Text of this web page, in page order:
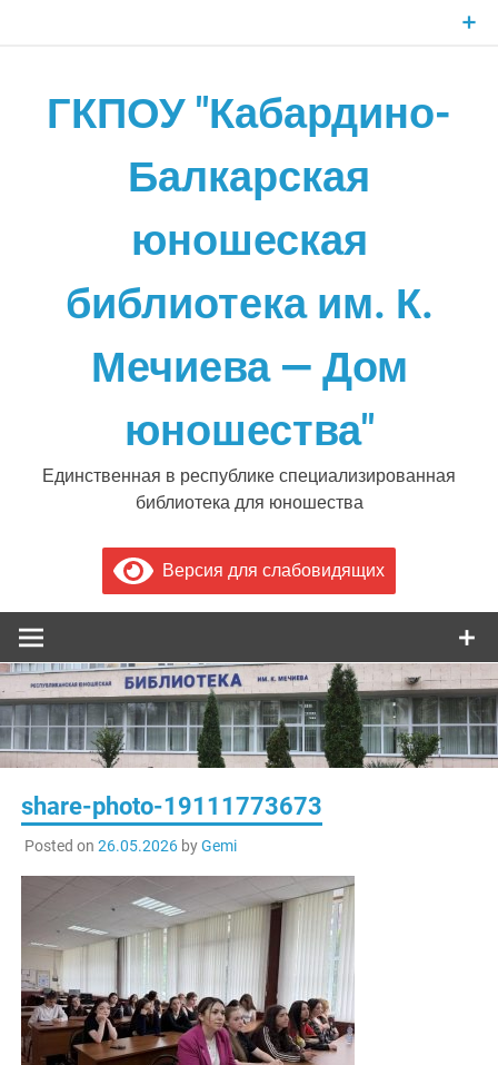
ГКПОУ "Кабардино-
Балкарская
юношеская
библиотека им. К.
Мечиева — Дом
юношества"
Единственная в республике специализированная
библиотека для юношества
Версия для слабовидящих
share-photo-19111773673
Posted on 26.05.2026byGemi